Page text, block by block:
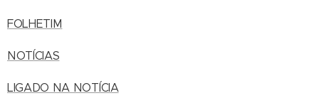
FOLHETIM
NOTÍCIAS
LIGADO NA NOTÍCIA